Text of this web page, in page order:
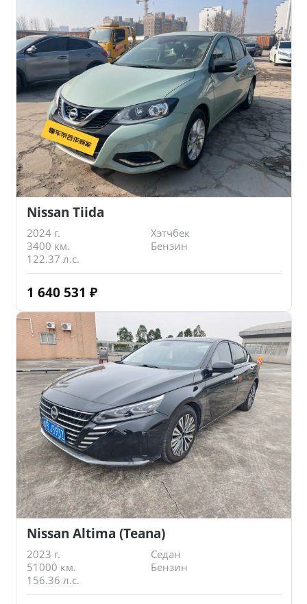
Nissan Tiida
2024 г.
Хэтчбек
3400 км.
Бензин
122.37 л.с.
1 640 531 ₽
Nissan Altima (Teana)
2023 г.
Седан
51000 км.
Бензин
156.36 л.с.